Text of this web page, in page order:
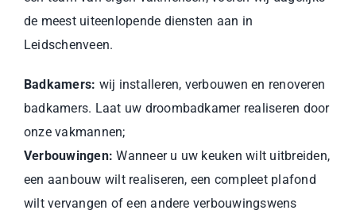
de meest uiteenlopende diensten aan in
Leidschenveen.
Badkamers: wij installeren, verbouwen en renoveren
badkamers. Laat uw droombadkamer realiseren door
onze vakmannen;
Verbouwingen: Wanneer u uw keuken wilt uitbreiden,
een aanbouw wilt realiseren, een compleet plafond
wilt vervangen of een andere verbouwingswens